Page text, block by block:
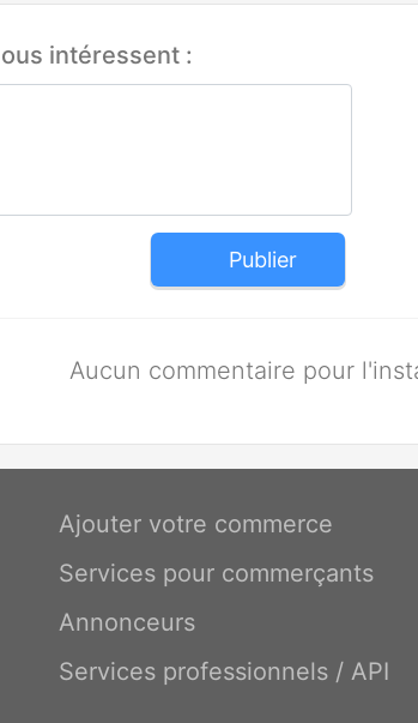
intéressent :
Publier
Aucun commentaire pour
Ajouter votre commerce
Services pour commerçants
Annonceurs
Services professionnels / API